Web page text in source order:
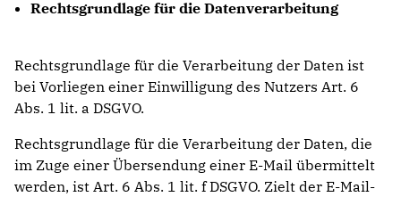
Rechtsgrundlage für die Datenverarbeitung
Rechtsgrundlage für die Verarbeitung der Daten ist
bei Vorliegen einer Einwilligung des Nutzers Art. 6
Abs. 1 lit. a DSGVO.
Rechtsgrundlage für die Verarbeitung der Daten, die
im Zuge einer Übersendung einer E-Mail übermittelt
werden, ist Art. 6 Abs. 1 lit. f DSGVO. Zielt der E-Mail-